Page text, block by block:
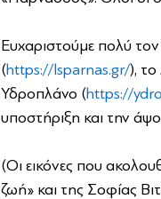
Ευχαριστούμε πολύ
(https://lsparnas.gr/), το
Υδροπλάνο (https://
υποστήριξη και την
(Οι εικόνες που
ζωή» και της Σοφίας